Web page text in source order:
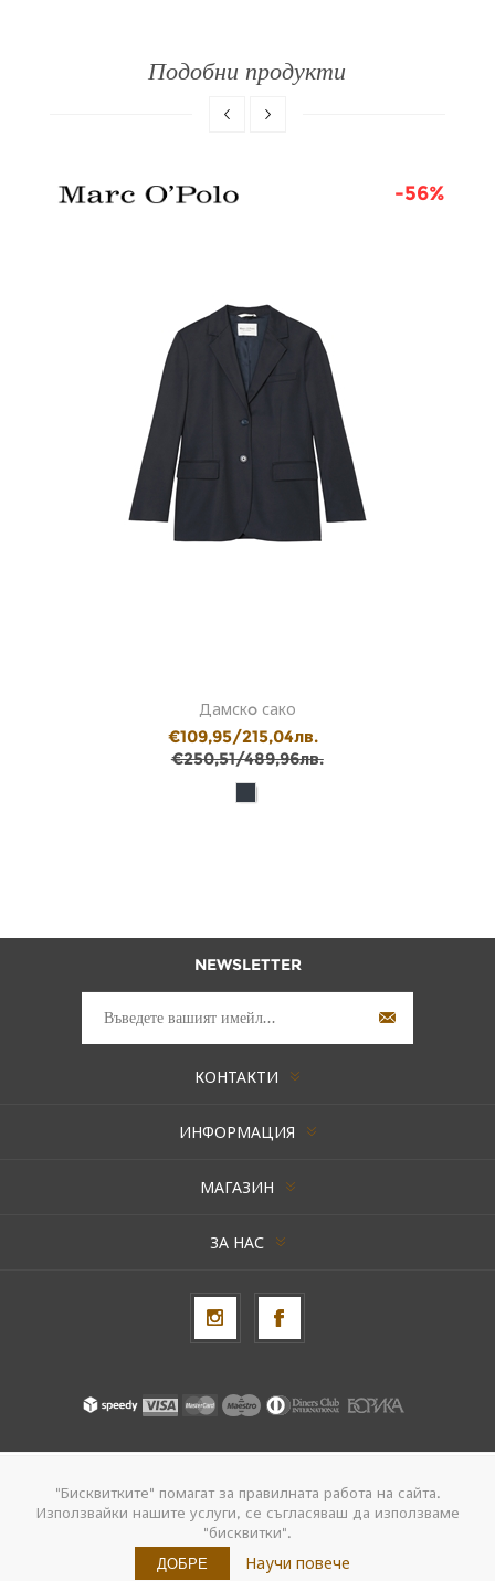
Подобни продукти
-56%
Дамскo сако
€109,95/215,04лв.
€250,51/489,96лв.
NEWSLETTER
КОНТАКТИ
ИНФОРМАЦИЯ
МАГАЗИН
ЗА НАС
Авторски права © 2026 AxentBox. Всички права запазени.
Powered by nopCommerce
Създадено от Navtech Group
"Бисквитките" помагат за правилната работа на сайта.
Използвайки нашите услуги, се съгласяваш да използваме
"бисквитки".
ДОБРЕ
Научи повече